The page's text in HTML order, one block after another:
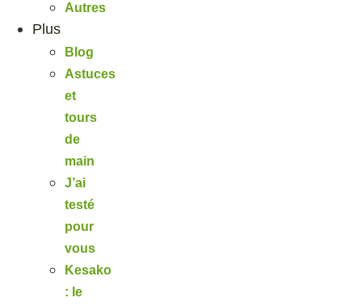
Autres
Plus
Blog
Astuces
et
tours
de
main
J’ai
testé
pour
vous
Kesako
: le